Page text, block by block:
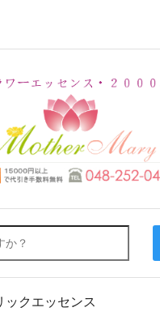
クエッセンス